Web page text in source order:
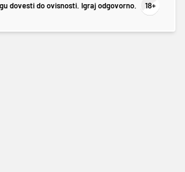
dovesti do ovisnosti. Igraj odgovorno.